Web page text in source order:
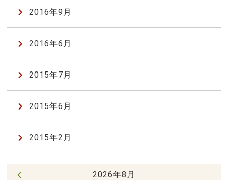
2016年9月
2016年6月
2015年7月
2015年6月
2015年2月
2026年8月